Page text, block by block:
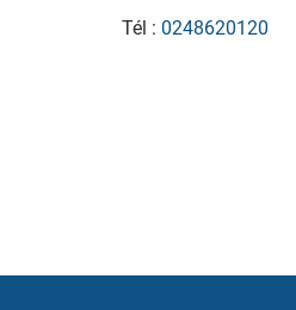
Tél : 0248620120